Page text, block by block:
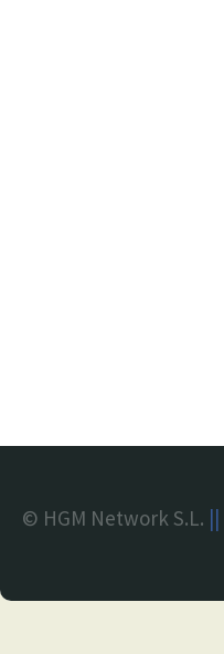
© HGM Network S.L. ||